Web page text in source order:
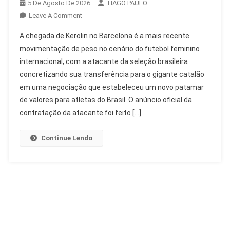
5 De Agosto De 2026
TIAGO PAULO
Leave A CommentOn
No
Barcelona:
Contratação
Recorde
No
Futebol
Feminino
A chegada de Kerolin no Barcelona é a mais recente
movimentação de peso no cenário do futebol feminino
internacional, com a atacante da seleção brasileira
concretizando sua transferência para o gigante catalão
em uma negociação que estabeleceu um novo patamar
de valores para atletas do Brasil. O anúncio oficial da
contratação da atacante foi feito […]
Continue Lendo